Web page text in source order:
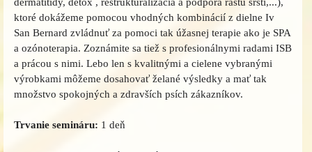
ktoré dokážeme pomocou vhodných kombinácií z dielne Iv
San Bernard zvládnuť za pomoci tak úžasnej terapie ako je SPA
a ozónoterapia. Zoznámite sa tiež s profesionálnymi radami ISB
a prácou s nimi. Lebo len s kvalitnými a cielene vybranými
výrobkami môžeme dosahovať želané výsledky a mať tak
množstvo spokojných a zdravších psích zákazníkov.
Trvanie semináru: 1 deň